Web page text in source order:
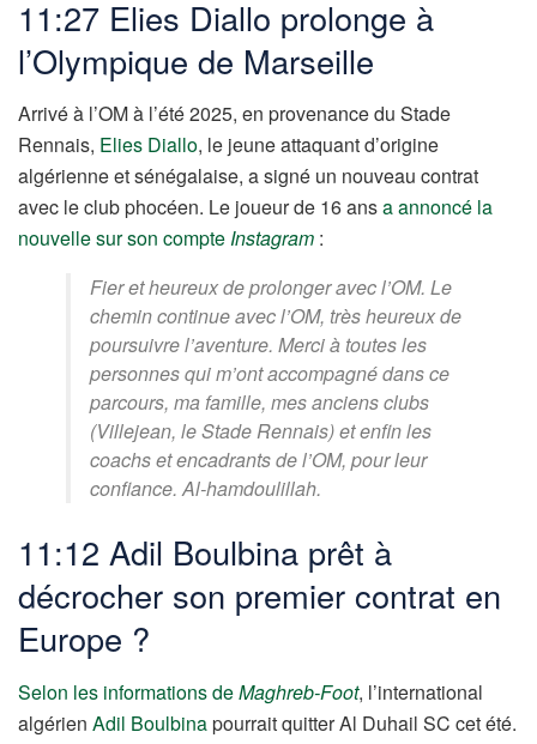
11:27 Elies Diallo prolonge à
l’Olympique de Marseille
Arrivé à l’OM à l’été 2025, en provenance du Stade
Rennais, Elies Diallo, le jeune attaquant d’origine
algérienne et sénégalaise, a signé un nouveau contrat
avec le club phocéen. Le joueur de 16 ansa annoncé la
nouvelle sur son compteInstagram :
Fier et heureux de prolonger avec l’OM. Le
chemin continue avec l’OM, très heureux de
poursuivre l’aventure. Merci à toutes les
personnes qui m’ont accompagné dans ce
parcours, ma famille, mes anciens clubs
(Villejean, le Stade Rennais) et enfin les
coachs et encadrants de l’OM, pour leur
confiance. Al-hamdoulillah.
11:12 Adil Boulbina prêt à
décrocher son premier contrat en
Europe ?
Selon les informations deMaghreb-Foot, l’international
algérien Adil Boulbinapourrait quitterAl Duhail SC cet été.